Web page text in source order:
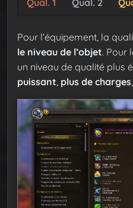
Qual. 1 Qual. 2
Pour l’équipement, la
le niveau de l’objet. Pour
un niveau de qualité plus
puissant, plus de charges